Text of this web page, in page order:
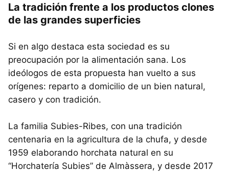
La tradición frente a los productos clones
de las grandes superficies
Si en algo destaca esta sociedad es su
preocupación por la alimentación sana. Los
ideólogos de esta propuesta han vuelto a sus
orígenes: reparto a domicilio de un bien natural,
casero y con tradición.
La familia Subies-Ribes, con una tradición
centenaria en la agricultura de la chufa, y desde
1959 elaborando horchata natural en su
“Horchatería Subies” de Almàssera, y desde 2017